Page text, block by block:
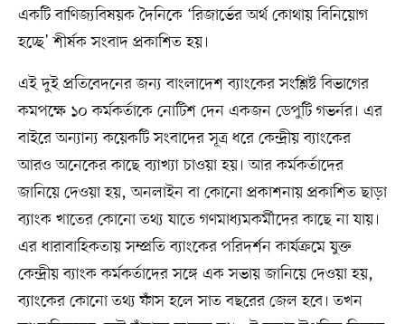
একটি বাণিজ্যবিষয়ক দৈনিকে ‘রিজার্ভের অর্থ কোথায় বিনিয়োগ
হচ্ছে’ শীর্ষক সংবাদ প্রকাশিত হয়।
এই দুই প্রতিবেদনের জন্য বাংলাদেশ ব্যাংকের সংশ্লিষ্ট বিভাগের
কমপক্ষে ১০ কর্মকর্তাকে নোটিশ দেন একজন ডেপুটি গভর্নর। এর
বাইরে অন্যান্য কয়েকটি সংবাদের সূত্র ধরে কেন্দ্রীয় ব্যাংকের
আরও অনেকের কাছে ব্যাখ্যা চাওয়া হয়। আর কর্মকর্তাদের
জানিয়ে দেওয়া হয়, অনলাইন বা কোনো প্রকাশনায় প্রকাশিত ছাড়া
ব্যাংক খাতের কোনো তথ্য যাতে গণমাধ্যমকর্মীদের কাছে না যায়।
এর ধারাবাহিকতায় সম্প্রতি ব্যাংকের পরিদর্শন কার্যক্রমে যুক্ত
কেন্দ্রীয় ব্যাংক কর্মকর্তাদের সঙ্গে এক সভায় জানিয়ে দেওয়া হয়,
ব্যাংকের কোনো তথ্য ফাঁস হলে সাত বছরের জেল হবে। তখন